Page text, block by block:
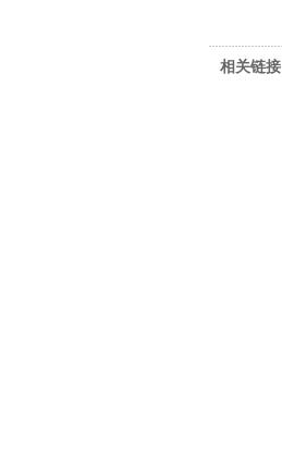
相关链接